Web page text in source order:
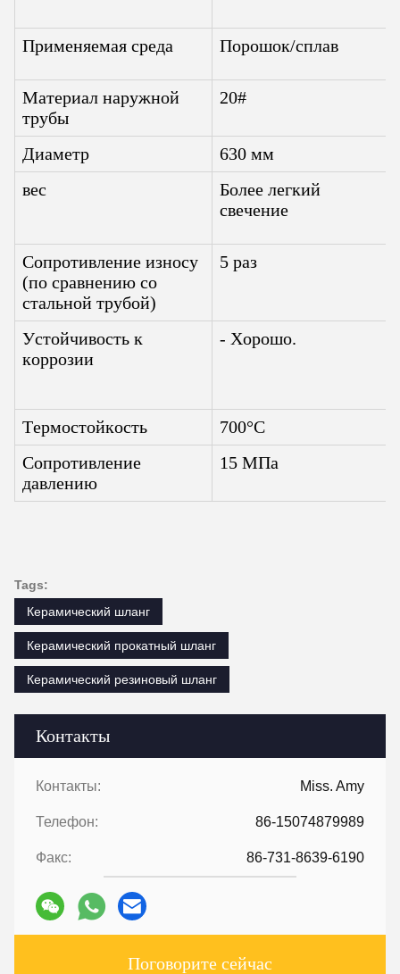
Контакты
Контакты: Miss. Amy
Телефон: 86-15074879989
Факс: 86-731-8639-6190
Поговорите сейчас
Применяемая среда Порошок/сплав
Материал наружной
трубы
20#
Диаметр
630 мм
вес
Более легкий
свечение
Сопротивление износу
(по сравнению со
стальной трубой)
5 раз
Устойчивость к
коррозии
- Хорошо.
Термостойкость
700°С
Сопротивление
давлению
15 МПа
Tags:
Керамический шланг
Керамический прокатный шланг
Керамический резиновый шланг